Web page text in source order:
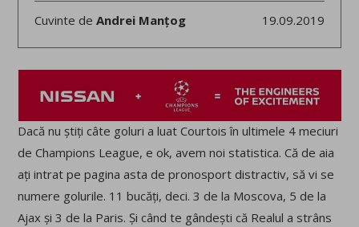
Cuvinte deAndrei Manțog 19.09.2019
Dacă nu știți câte goluri a luat Courtois în ultimele 4 meciuri
de Champions League, e ok, avem noi statistica. Că de aia
ați intrat pe pagina asta de pronosport distractiv, să vi se
numere golurile. 11 bucăți, deci. 3 de la Moscova, 5 de la
Ajax și 3 de la Paris. Și când te gândești că Realul a strâns